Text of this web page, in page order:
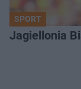
SPORT
Jagiellonia